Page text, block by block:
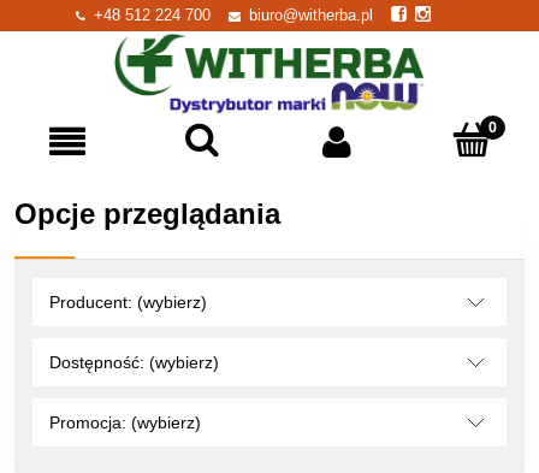
+48 512 224 700 biuro@witherba.pl
Opcje przeglądania
Producent: (wybierz)
Dostępność: (wybierz)
Promocja: (wybierz)